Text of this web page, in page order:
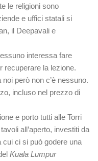
le religioni sono
e uffici statali si
il Deepavali e
interessa fare
recuperare la lezione.
però non c’è nessuno.
incluso nel prezzo di
e porto tutti alle Torri
all’aperto, investiti da
cui ci si può godere una
Kuala Lumpur